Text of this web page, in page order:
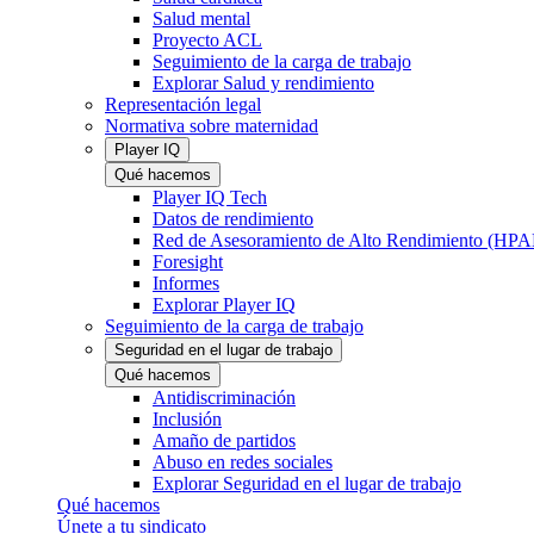
Salud mental
Proyecto ACL
Seguimiento de la carga de trabajo
Explorar Salud y rendimiento
Representación legal
Normativa sobre maternidad
Player IQ
Qué hacemos
Player IQ Tech
Datos de rendimiento
Red de Asesoramiento de Alto Rendimiento
Foresight
Informes
Explorar Player IQ
Seguimiento de la carga de trabajo
Seguridad en el lugar de trabajo
Qué hacemos
Antidiscriminación
Inclusión
Amaño de partidos
Abuso en redes sociales
Explorar Seguridad en el lugar de trabajo
Qué hacemos
Únete a tu sindicato